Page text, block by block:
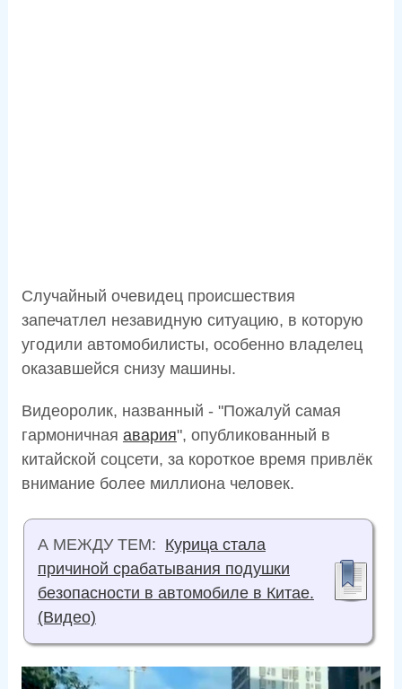
Случайный очевидец происшествия
запечатлел незавидную ситуацию, в которую
угодили автомобилисты, особенно владелец
оказавшейся снизу машины.
Видеоролик, названный - "Пожалуй самая
гармоничная авария", опубликованный в
китайской соцсети, за короткое время привлёк
внимание более миллиона человек.
А МЕЖДУ ТЕМ: Курица стала
причиной срабатывания подушки
безопасности в автомобиле в Китае.
(Видео)